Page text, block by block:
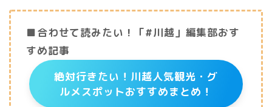
■合わせて読みたい！「#川越」編集部おす
すめ記事
絶対行きたい！川越人気観光・グ
ルメスポットおすすめまとめ！